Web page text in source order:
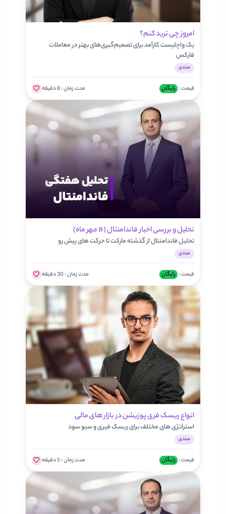
امروز چی ترید کنم؟
یک واچلیست کارآمد برای تصمیم‌گیری‌های بهتر در معاملات
فارکس
مبتدی
قیمت : رایگان مدت زمان :8 دقیقه
تحلیل و بررسی اخبار فاندامنتال (۱۶ مهر ماه)
تحلیل فاندامنتال از گذشته مارکت تا حرکت های پیش رو
مبتدی
قیمت : رایگان مدت زمان :30 دقیقه
انواع ریسک فری پوزیشن در بازار های مالی
استراتژی های مختلف برای ریسک فیری و سیو سود
مبتدی
قیمت : رایگان مدت زمان :5 دقیقه